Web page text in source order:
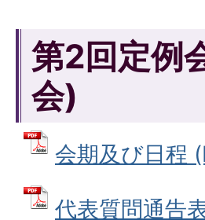
第2回定例
会)
会期及び日程
代表質問通告